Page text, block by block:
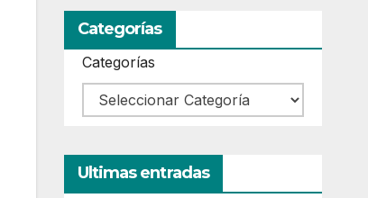
Categorías
Categorías
Ultimas entradas